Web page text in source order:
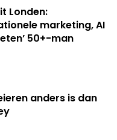
Londen:
marketing, AI
50+-man
anders is dan